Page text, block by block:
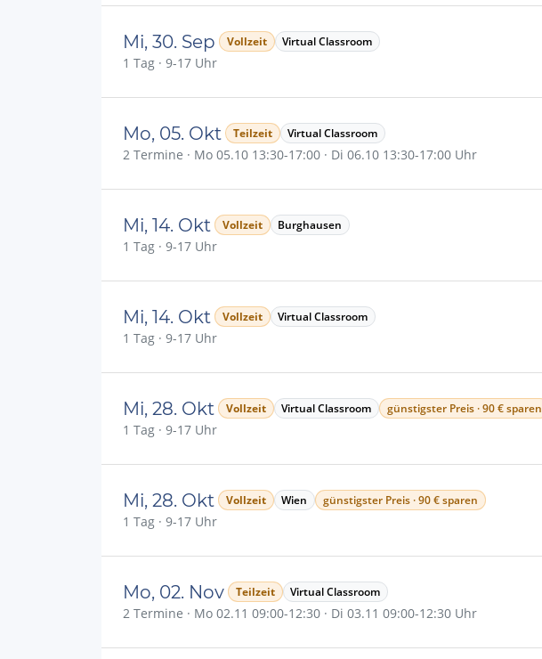
Mi, 30. Sep Vollzeit Virtual Classroom
1 Tag · 9-17 Uhr
Mo, 05. Okt Teilzeit Virtual Classroom
2 Termine · Mo 05.10 13:30-17:00 · Di 06.10 13:30-17:00 Uhr
Mi, 14. Okt Vollzeit Burghausen
1 Tag · 9-17 Uhr
Mi, 14. Okt Vollzeit Virtual Classroom
1 Tag · 9-17 Uhr
Mi, 28. Okt Vollzeit Virtual Classroom günstigster Preis · 90 € sparen
1 Tag · 9-17 Uhr
Mi, 28. Okt Vollzeit Wien günstigster Preis · 90 € sparen
1 Tag · 9-17 Uhr
Mo, 02. Nov Teilzeit Virtual Classroom
2 Termine · Mo 02.11 09:00-12:30 · Di 03.11 09:00-12:30 Uhr